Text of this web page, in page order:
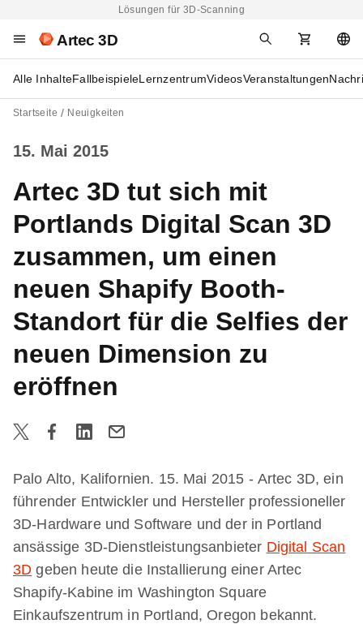
Lösungen für 3D-Scanning
Artec 3D
Alle InhalteFallbeispieleLernzentrumVideosVeranstaltungen
Startseite Neuigkeiten
15. Mai 2015
Artec 3D tut sich mit
Portlands Digital Scan 3D
zusammen, um einen
neuen Shapify Booth-
Standort für die Selfies der
neuen Dimension zu
eröffnen
Palo Alto, Kalifornien. 15. Mai 2015 - Artec 3D, ein
führender Entwickler und Hersteller professioneller
3D-Hardware und Software und der in Portland
ansässige 3D-Dienstleistungsanbieter Digital Scan
3D geben heute die Installierung einer Artec
Shapify-Kabine im Washington Square
Einkaufszentrum in Portland, Oregon bekannt.